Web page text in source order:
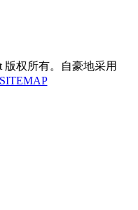
版权所有。自豪地采用
SITEMAP